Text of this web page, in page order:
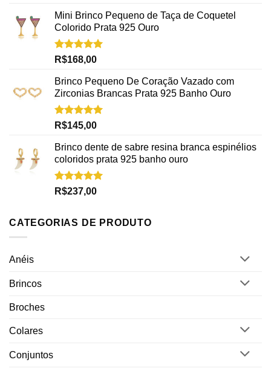
Mini Brinco Pequeno de Taça de Coquetel
Colorido Prata 925 Ouro
Avaliação
R$168,00
Brinco Pequeno De Coração Vazado com
Zirconias Brancas Prata 925 Banho Ouro
Avaliação
R$145,00
Brinco dente de sabre resina branca espinélios
coloridos prata 925 banho ouro
Avaliação
R$237,00
CATEGORIAS DE PRODUTO
Anéis
Brincos
Broches
Colares
Conjuntos